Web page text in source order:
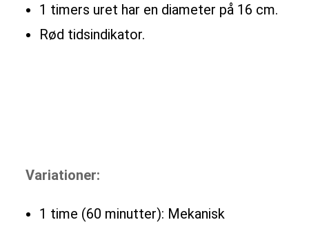
1 timers uret har en diameter på 16 cm.
Rød tidsindikator.
Variationer:
1 time (60 minutter): Mekanisk